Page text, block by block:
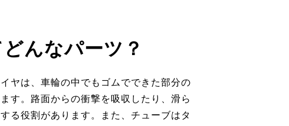
んなパーツ？
ヤは、車輪の中でもゴムでできた部分の
す。路面からの衝撃を吸収したり、滑ら
る役割があります。また、チューブはタ